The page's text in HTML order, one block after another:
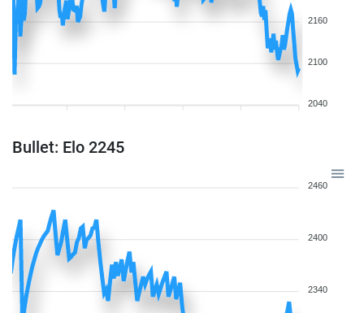
2160
2100
2040
Bullet: Elo 2245
2460
2400
2340